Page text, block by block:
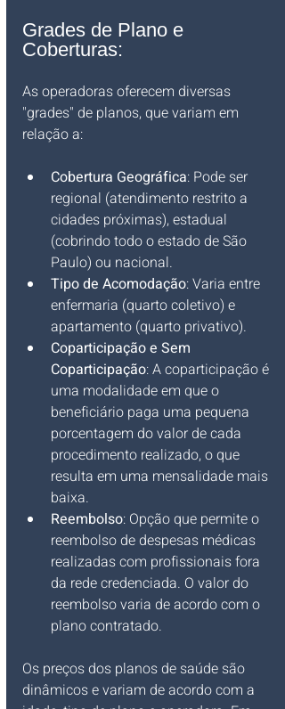
Grades de Plano e
Coberturas:
As operadoras oferecem diversas
"grades" de planos, que variam em
relação a:
Cobertura Geográfica: Pode ser
regional (atendimento restrito a
cidades próximas), estadual
(cobrindo todo o estado de São
Paulo) ou nacional.
Tipo de Acomodação: Varia entre
enfermaria (quarto coletivo) e
apartamento (quarto privativo).
Coparticipação e Sem
Coparticipação: A coparticipação é
uma modalidade em que o
beneficiário paga uma pequena
porcentagem do valor de cada
procedimento realizado, o que
resulta em uma mensalidade mais
baixa.
Reembolso: Opção que permite o
reembolso de despesas médicas
realizadas com profissionais fora
da rede credenciada. O valor do
reembolso varia de acordo com o
plano contratado.
Os preços dos planos de saúde são
dinâmicos e variam de acordo com a